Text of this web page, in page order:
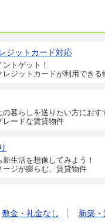
ジットカード対応
トゲット！
レジットカードが利用できる
の暮らしを送りたい方におす
レードな賃貸物件
新生活を想像してみよう！
ージが膨らむ、賃貸物件
敷金・礼金なし 新築